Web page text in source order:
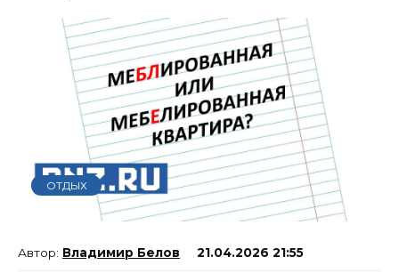
ОТДЫХ
Владимир Белов 21.04.2026 21:55